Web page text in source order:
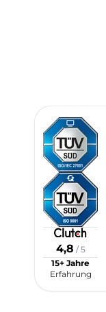
4,8 / 5
15+ Jahre
Erfahrung